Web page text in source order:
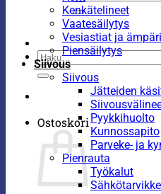
Etsi:
Ostoskori
Kenkätelineet
Vaatesäilytys
Vesiastiat ja
Piensäilytys
Siivous
Siivous
Jätteiden
Pyykkihuolto
Kunnossapito
Parveke- ja
Pienrauta
Työkalut